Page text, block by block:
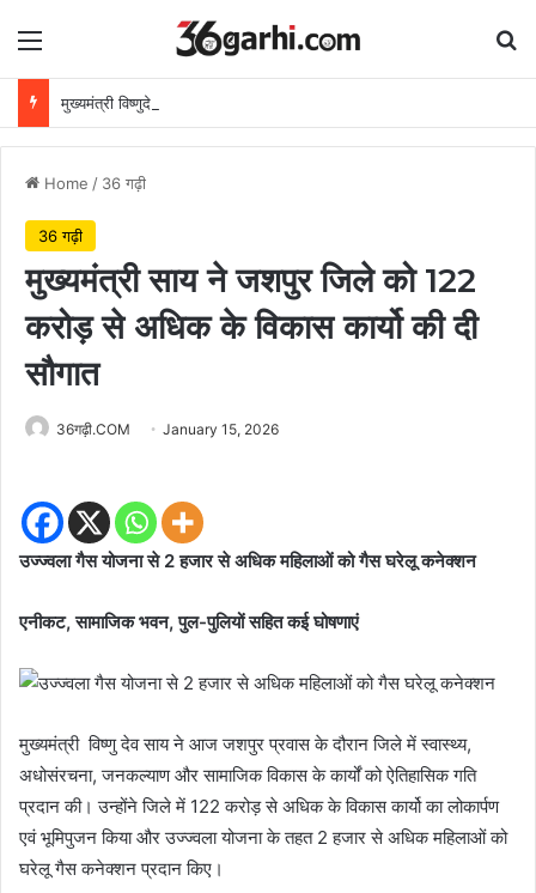
Menu
Home / 36 गढ़ी
36 गढ़ी
मुख्यमंत्री साय ने जशपुर जिले को 122
करोड़ से अधिक के विकास कार्यो की दी
सौगात
36गढ़ी.COM January 15, 2026
उज्ज्वला गैस योजना से 2 हजार से अधिक महिलाओं को गैस घरेलू कनेक्शन
एनीकट, सामाजिक भवन, पुल-पुलियों सहित कई घोषणाएं
मुख्यमंत्री विष्णु देव साय ने आज जशपुर प्रवास के दौरान जिले में स्वास्थ्य,
अधोसंरचना, जनकल्याण और सामाजिक विकास के कार्यों को ऐतिहासिक गति
प्रदान की। उन्होंने जिले में 122 करोड़ से अधिक के विकास कार्यो का लोकार्पण
एवं भूमिपुजन किया और उज्ज्वला योजना के तहत 2 हजार से अधिक महिलाओं को
घरेलू गैस कनेक्शन प्रदान किए।